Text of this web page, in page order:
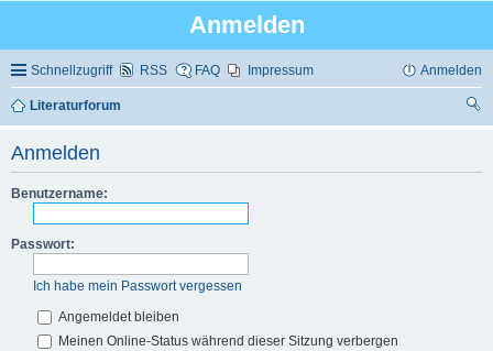
Anmelden
Schnellzugriff RSS FAQ Impressum Anmelden
Literaturforum
Anmelden
Benutzername:
Passwort:
Ich habe mein Passwort vergessen
Angemeldet bleiben
Meinen Online-Status während dieser Sitzung verbergen